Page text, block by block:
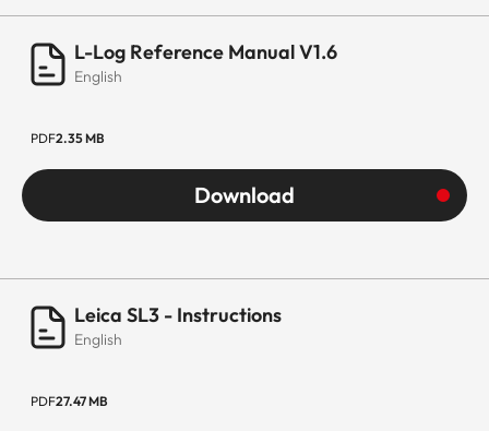
L-Log Reference Manual V1.6
English
PDF2.35 MB
Download
Leica SL3 - Instructions
English
PDF27.47 MB